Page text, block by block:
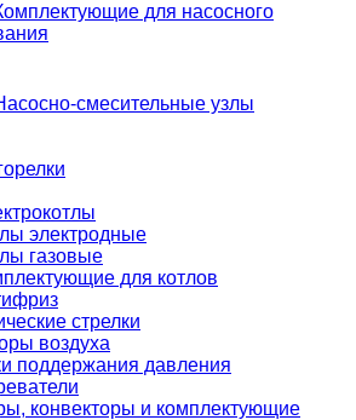
для насосного
смесительные узлы
электродные
газовые
для котлов
стрелки
воздуха
поддержания давления
конвекторы и комплектующие